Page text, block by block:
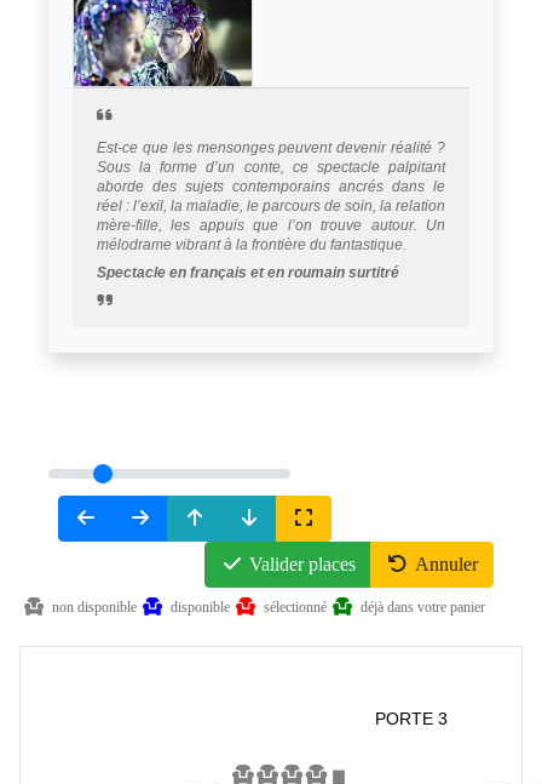
Est-ce que les mensonges peuvent devenir réalité ?
Sous la forme d’un conte, ce spectacle palpitant
aborde des sujets contemporains ancrés dans le
réel : l’exil, la maladie, le parcours de soin, la relation
mère-fille, les appuis que l’on trouve autour. Un
mélodrame vibrant à la frontière du fantastique.
Spectacle en français et en roumain surtitré
Valider places Annuler
non disponible disponible sélectionné déjà dans votre panier
PORTE 3